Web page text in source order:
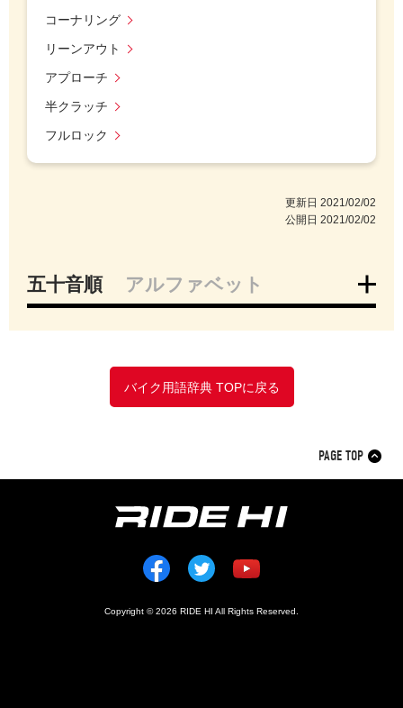
コーナリング
リーンアウト
アプローチ
半クラッチ
フルロック
更新日 2021/02/02
公開日 2021/02/02
五十音順 アルファベット
ア イ ウ エ オ カ キ
ク
サ シ ス セ
テ ト ナ ニ
ム
メ モ ヤ ユ ヨ ラ
リ
ロ ワ ヲ ン
バイク用語辞典 TOPに戻る
Copyright © 2026 RIDE HI All Rights Reserved.
PAGE TOP